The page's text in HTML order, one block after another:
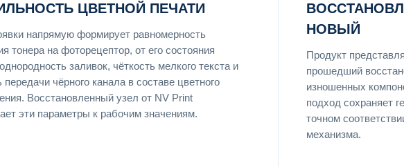
ЦВЕТНОЙ ПЕЧАТИ
напрямую формирует равномерность
тонера на фоторецептор, от его состояния
заливок, чёткость мелкого текста и
передачи чёрного канала в составе цветного
Восстановленный узел от NV Print
эти параметры к рабочим значениям.
НОВЫЙ
Продукт
прошедший
изношенных
подход сохраняет
точном
механизма.